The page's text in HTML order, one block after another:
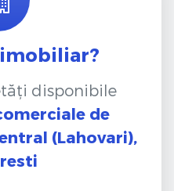
disponibile
de
(Lahovari),